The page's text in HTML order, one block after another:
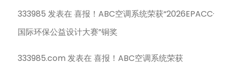
333985 发表在喜报！ABC空调系统荣获“2026EPACC·
国际环保公益设计大赛”铜奖
333985.com 发表在喜报！ABC空调系统荣获